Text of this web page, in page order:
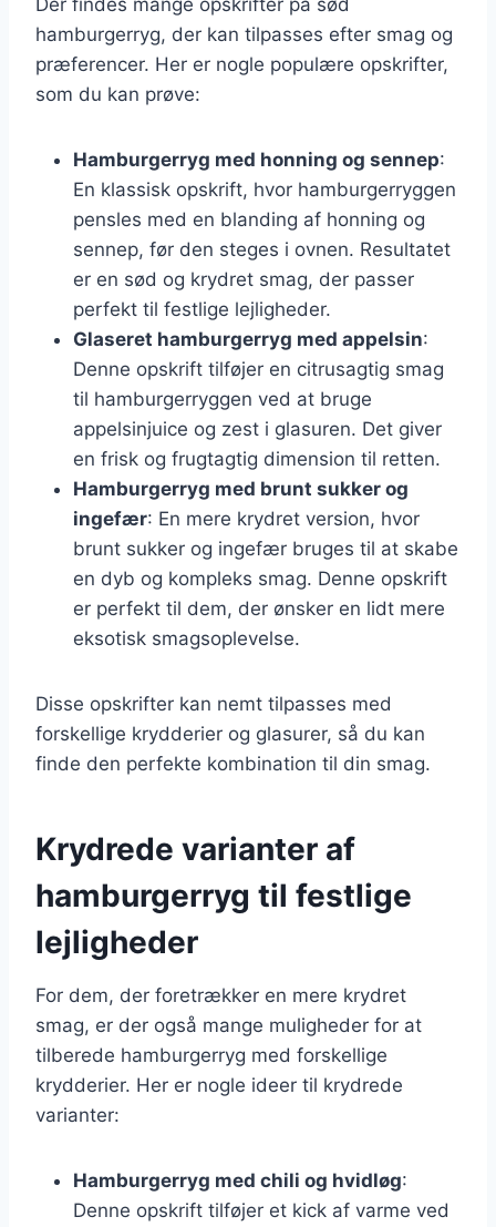
hamburgerryg, der kan tilpasses efter smag og
præferencer. Her er nogle populære opskrifter,
som du kan prøve:
Hamburgerryg med honning og sennep:
En klassisk opskrift, hvor hamburgerryggen
pensles med en blanding af honning og
sennep, før den steges i ovnen. Resultatet
er en sød og krydret smag, der passer
perfekt til festlige lejligheder.
Glaseret hamburgerryg med appelsin:
Denne opskrift tilføjer en citrusagtig smag
til hamburgerryggen ved at bruge
appelsinjuice og zest i glasuren. Det giver
en frisk og frugtagtig dimension til retten.
Hamburgerryg med brunt sukker og
ingefær: En mere krydret version, hvor
brunt sukker og ingefær bruges til at skabe
en dyb og kompleks smag. Denne opskrift
er perfekt til dem, der ønsker en lidt mere
eksotisk smagsoplevelse.
Disse opskrifter kan nemt tilpasses med
forskellige krydderier og glasurer, så du kan
finde den perfekte kombination til din smag.
Krydrede varianter af
hamburgerryg til festlige
lejligheder
For dem, der foretrækker en mere krydret
smag, er der også mange muligheder for at
tilberede hamburgerryg med forskellige
krydderier. Her er nogle ideer til krydrede
varianter:
Hamburgerryg med chili og hvidløg:
Denne opskrift tilføjer et kick af varme ved